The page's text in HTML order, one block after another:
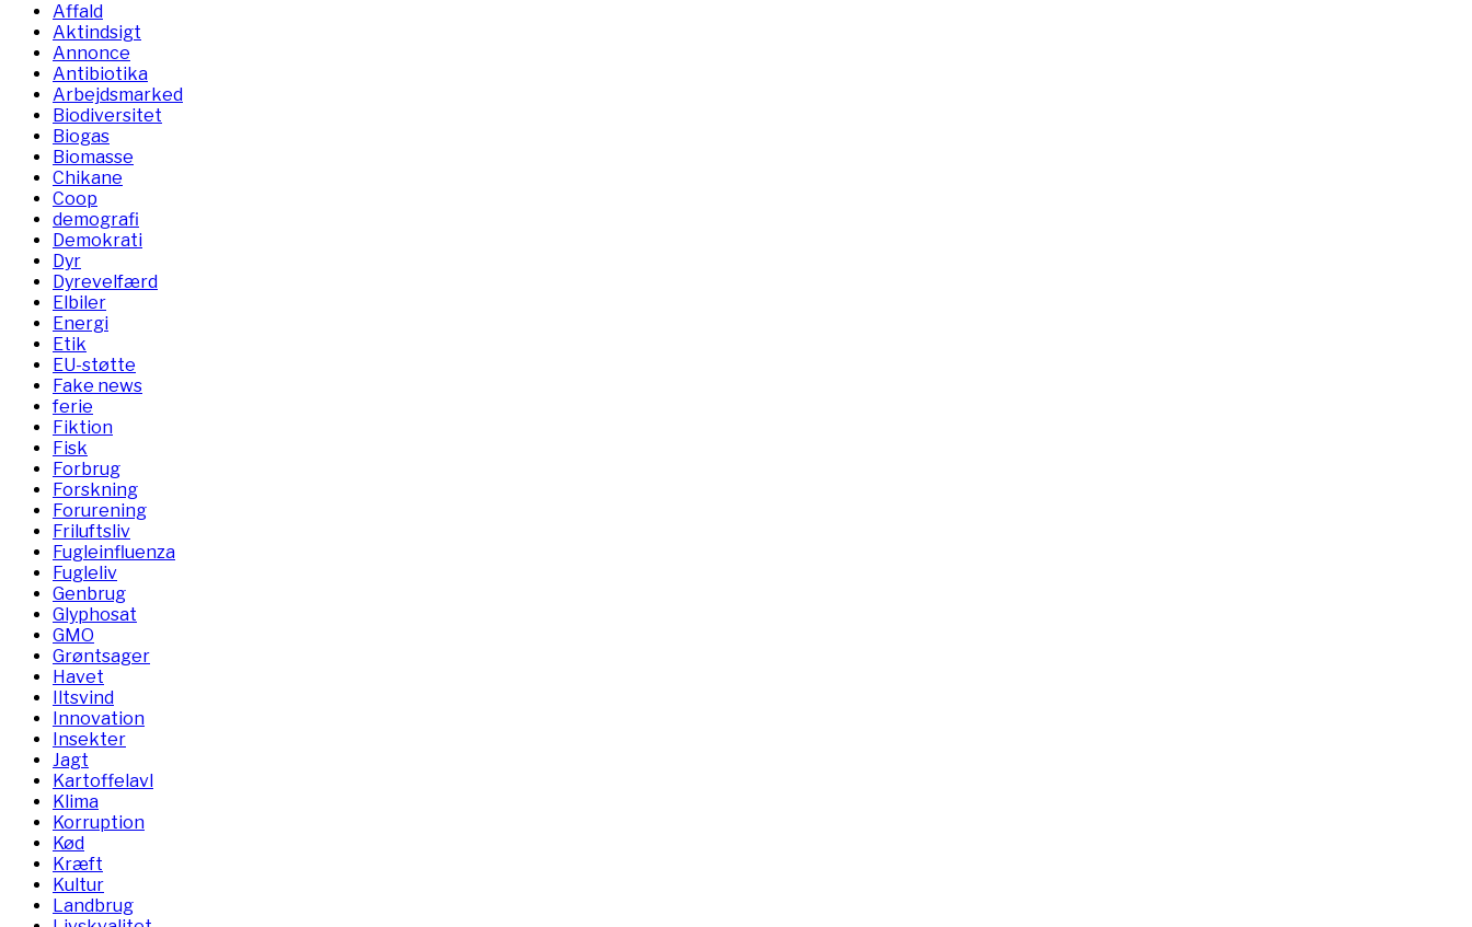
Affald
Aktindsigt
Annonce
Antibiotika
Arbejdsmarked
Biodiversitet
Biogas
Biomasse
Chikane
Coop
demografi
Demokrati
Dyr
Dyrevelfærd
Elbiler
Energi
Etik
EU-støtte
Fake news
ferie
Fiktion
Fisk
Forbrug
Forskning
Forurening
Friluftsliv
Fugleinfluenza
Fugleliv
Genbrug
Glyphosat
GMO
Grøntsager
Havet
Iltsvind
Innovation
Insekter
Jagt
Kartoffelavl
Klima
Korruption
Kød
Kræft
Kultur
Landbrug